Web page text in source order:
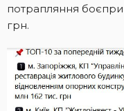
потрапляння
грн.